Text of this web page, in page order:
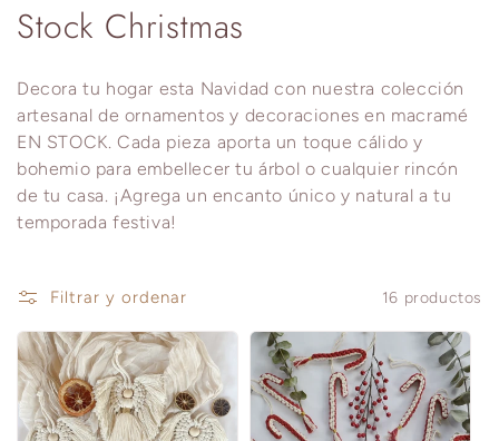
C
o
l
e
c
c
i
ó
n
:
Stock Christmas
Decora tu hogar esta Navidad con nuestra colección
artesanal de ornamentos y decoraciones en macramé
EN STOCK. Cada pieza aporta un toque cálido y
bohemio para embellecer tu árbol o cualquier rincón
de tu casa. ¡Agrega un encanto único y natural a tu
temporada festiva!
Filtrar y ordenar 16 productos